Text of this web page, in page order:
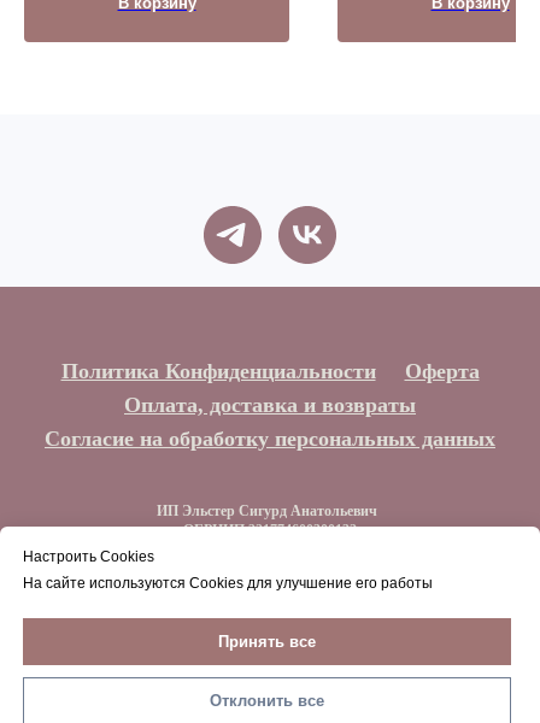
Настроить Cookies
На сайте используются Cookies для улучшение его работы
Принять все
Отклонить все
Политика Конфиденциальности
Оферта
Оплата, доставка и возвраты
Согласие на обработку персональных данных
ИП Эльстер Сигурд Анатольевич
ОГРНИП 321774600300132
Наверх